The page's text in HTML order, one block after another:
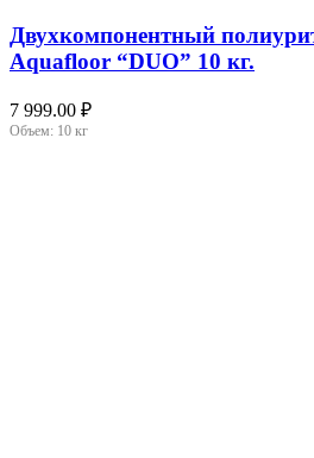
Двухкомпонентный
Aquafloor “DUO” 10 кг.
7 999.00 ₽
Объем: 10 кг